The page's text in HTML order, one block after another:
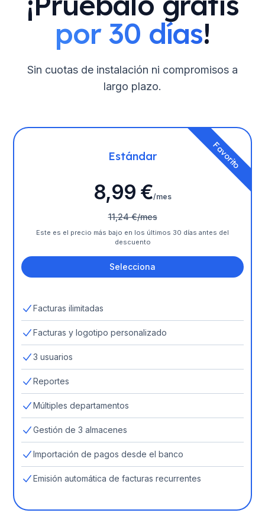
por 30 días!
Sin cuotas de instalación ni compromisos a
largo plazo.
Favorito
Estándar
8,99 €/mes
11,24 €/mes
Este es el precio más bajo en los últimos 30 días antes del
descuento
Selecciona
Facturas ilimitadas
Facturas y logotipo personalizado
3 usuarios
Reportes
Múltiples departamentos
Gestión de 3 almacenes
Importación de pagos desde el banco
Emisión automática de facturas recurrentes